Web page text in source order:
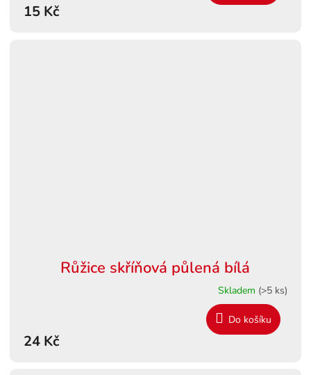
15 Kč
Růžice skříňová půlená bílá
Skladem (>5 ks)
24 Kč
Do košíku